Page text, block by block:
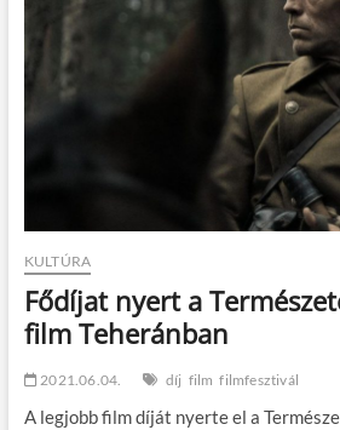
KULTÚRA
Fődíjat nyert a
film Teheránban
2021.06.04. díj film filmfesztivál
A legjobb film díját nyerte el a